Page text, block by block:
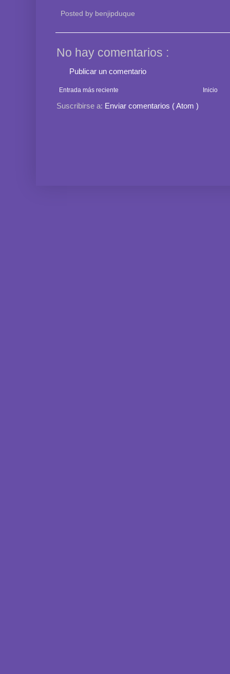
Posted by benjipduque
No hay comentarios :
Publicar un comentario
Entrada más reciente Inicio
Suscribirse a: Enviar comentarios ( Atom )